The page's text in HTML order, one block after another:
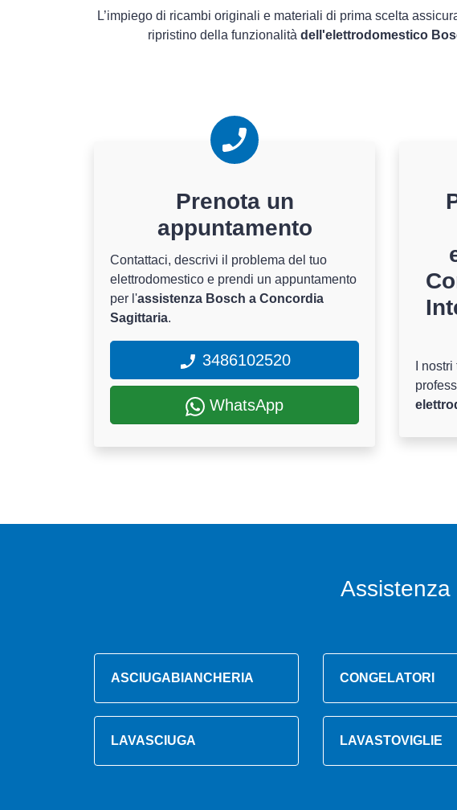
L’impiego di ricambi originali e materiali di prima scelta
ripristino della funzionalità dell'elettrodomestico
Prenota un
appuntamento
Contattaci, descrivi il problema del tuo
elettrodomestico e prendi un appuntamento
per l'assistenza Bosch a Concordia
Sagittaria.
3486102520
WhatsApp
I
Assistenza
ASCIUGABIANCHERIA CONGELATORI
LAVASCIUGA LAVASTOVIGLIE